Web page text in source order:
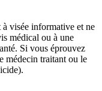
à visée informative et ne
médical ou à une
Si vous éprouvez
médecin traitant ou le